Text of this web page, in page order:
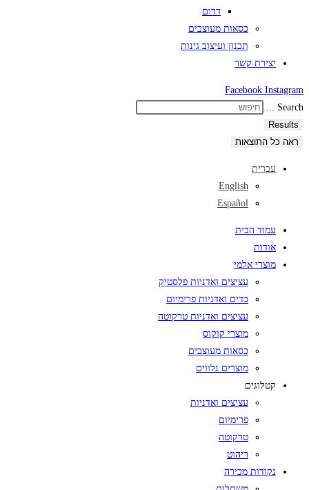
דרום
כסאות מעוצבים
תכנון ועיצוב גינות
יצירת קשר
Facebook Instagram
Search ...
Results
ראה כל התוצאות
עברית
English
Español
עמוד הבית
אודות
מוצרי אלמי
עציצים ואדניות פלסטיק
כדים ואדניות פרימיום
עציצים ואדניות טרקוטה
מוצרי קוקוס
כסאות מעוצבים
מוצרים נלווים
קטלוגים
עציצים ואדניות
פרימיום
טרקוטה
ריהוט
נקודות מכירה